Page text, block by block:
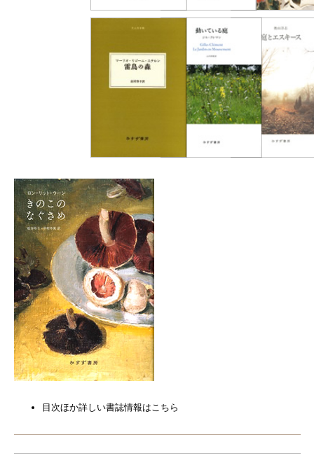
目次ほか詳しい書誌情報はこちら